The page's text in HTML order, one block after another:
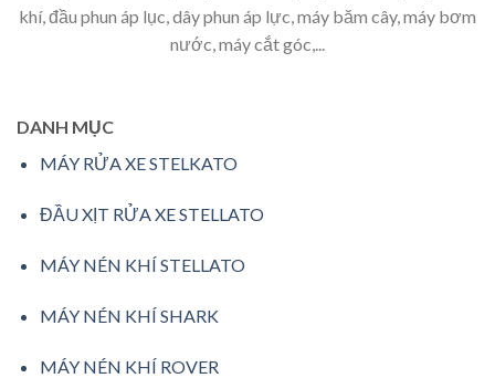
khí, đầu phun áp lục, dây phun áp lực, máy băm cây, máy bơm
nước, máy cắt góc,...
DANH MỤC
MÁY RỬA XE STELKATO
ĐẦU XỊT RỬA XE STELLATO
MÁY NÉN KHÍ STELLATO
MÁY NÉN KHÍ SHARK
MÁY NÉN KHÍ ROVER